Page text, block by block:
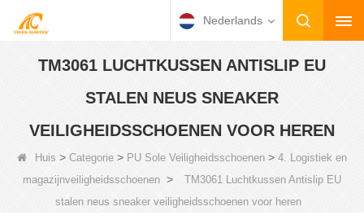
Nederlands
TM3061 LUCHTKUSSEN ANTISLIP EU
STALEN NEUS SNEAKER
VEILIGHEIDSSCHOENEN VOOR HEREN
Huis > Categorie > PU Sole Veiligheidsschoenen > 4. Logistiek en
magazijnveiligheidsschoenen >
TM3061 Luchtkussen Antislip EU
stalen neus sneaker veiligheidsschoenen voor heren